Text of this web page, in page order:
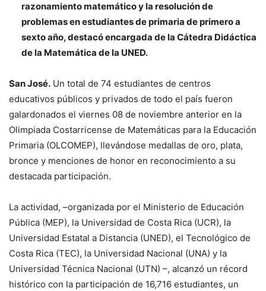
razonamiento matemático y la resolución de
problemas en estudiantes de primaria de primero a
sexto año, destacó encargada de la Cátedra Didáctica
de la Matemática de la UNED.
San José. Un total de 74 estudiantes de centros
educativos públicos y privados de todo el país fueron
galardonados el viernes 08 de noviembre anterior en la
Olimpiada Costarricense de Matemáticas para la Educación
Primaria (OLCOMEP), llevándose medallas de oro, plata,
bronce y menciones de honor en reconocimiento a su
destacada participación.
La actividad, –organizada por el Ministerio de Educación
Pública (MEP), la Universidad de Costa Rica (UCR), la
Universidad Estatal a Distancia (UNED), el Tecnológico de
Costa Rica (TEC), la Universidad Nacional (UNA) y la
Universidad Técnica Nacional (UTN) –, alcanzó un récord
histórico con la participación de 16,716 estudiantes, un